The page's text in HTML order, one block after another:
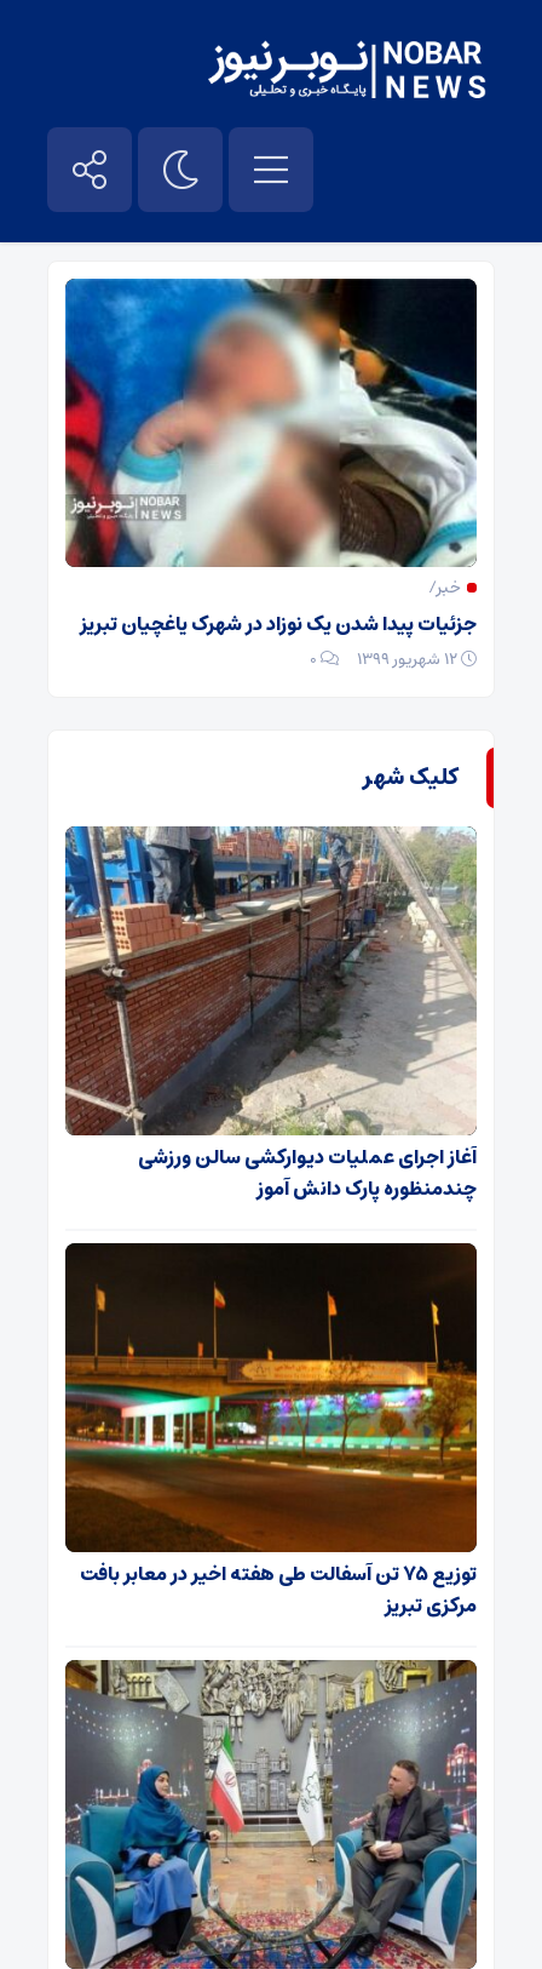
پیدا شدن نوزاد در تبریز – نوبر نیوز
خبر/
جزئیات پیدا شدن یک نوزاد در شهرک یاغچیان تبریز
۰
کلیک شهر
آغاز اجرای عملیات دیوارکشی سالن ورزشی
چندمنظوره پارک دانش آموز
توزیع ۷۵ تن آسفالت طی هفته اخیر در معابر بافت
مرکزی تبریز